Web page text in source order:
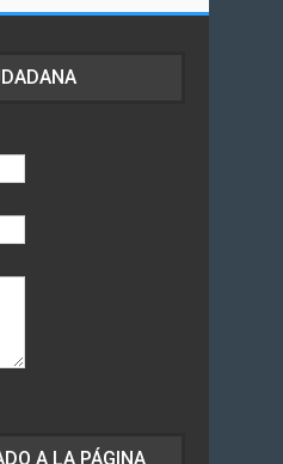
A LA PÁGINA